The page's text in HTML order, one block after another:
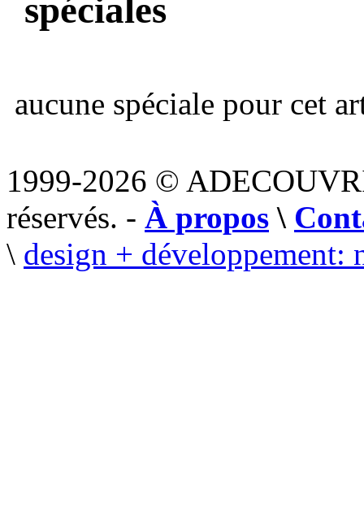
spéciales
aucune spéciale pour cet
1999-2026 ©
réservés. - À propos \
\ design + développement: